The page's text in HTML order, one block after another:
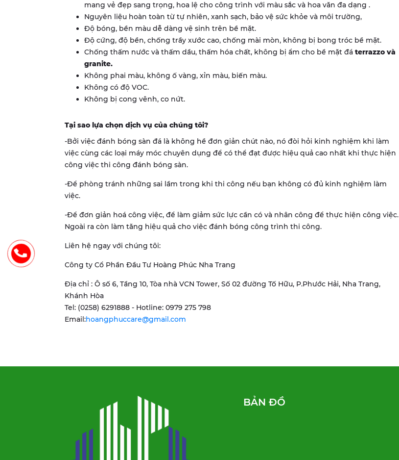
mang vẻ đẹp sang trọng, hoa lệ cho công trình với màu sắc và hoa văn đa dạng .
Nguyên liệu hoàn toàn từ tự nhiên, xanh sạch, bảo vệ sức khỏe và môi trường,
Độ bóng, bền màu dễ dàng vệ sinh trên bề mặt.
Độ cứng, độ bền, chống trầy xước cao, chống mài mòn, không bị bong tróc bề mặt.
Chống thấm nước và thấm dầu, thấm hóa chất, không bị ẩm cho bề mặt đá terrazzo và
granite.
Không phai màu, không ố vàng, xỉn màu, biến màu.
Không có độ VOC.
Không bị cong vênh, co nứt.
Tại sao lựa chọn dịch vụ của chúng tôi?
-Bởi việc đánh bóng sàn đá là không hề đơn giản chút nào, nó đòi hỏi kinh nghiệm khi làm
việc cùng các loại máy móc chuyên dụng để có thể đạt được hiệu quả cao nhất khi thực hiện
công việc thi công đánh bóng sàn.
-Để phòng tránh những sai lầm trong khi thi công nếu bạn không có đủ kinh nghiệm làm
việc.
-Để đơn giản hoá công việc, để làm giảm sức lực cần có và nhân công để thực hiện công việc.
Ngoài ra còn làm tăng hiệu quả cho việc đánh bóng công trình thi công.
Liên hệ ngay với chúng tôi:
Công ty Cổ Phần Đầu Tư Hoàng Phúc Nha Trang
Địa chỉ : Ô số 6, Tầng 10, Tòa nhà VCN Tower, Số 02 đường Tố Hữu, P.Phước Hải, Nha Trang,
Khánh Hòa
Tel: (0258) 6291888 - Hotline: 0979 275 798
Email:hoangphuccare@gmail.com
BẢN ĐỒ